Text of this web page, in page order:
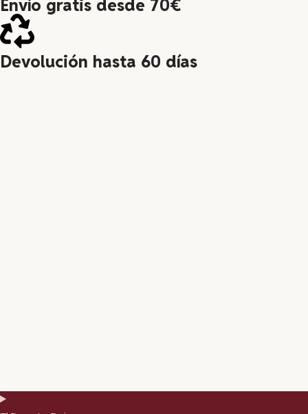
Envío gratis desde 70€
Devolución hasta 60 días